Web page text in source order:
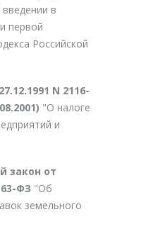
в
первой
Российской
N 2116-
"О налоге
и
закон от
ФЗ "Об
земельного